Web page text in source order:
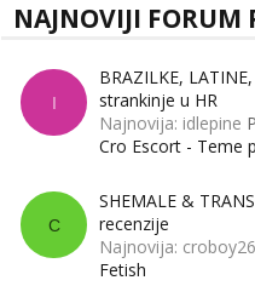
NAJNOVIJI FORUM
I
BRAZILKE,
strankinje u HR
Najnovija: idlepine
Cro Escort - Teme
C
SHEMALE &
recenzije
Najnovija: croboy26
Fetish